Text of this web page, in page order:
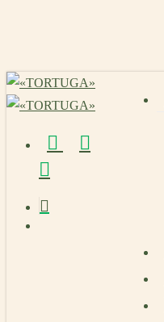
content
vk telegram